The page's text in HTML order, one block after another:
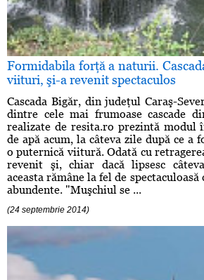
Formidabila forţă a naturii.
viituri, şi-a revenit spectaculos
Cascada Bigăr, din judeţul Caraş-
dintre cele mai frumoase cascade
realizate de resita.ro prezintă modul
de apă acum, la câteva zile după ce a
o puternică viitură. Odată cu
revenit şi, chiar dacă lipsesc
aceasta rămâne la fel de
abundente. "Muşchiul se ...
(24 septembrie 2014)